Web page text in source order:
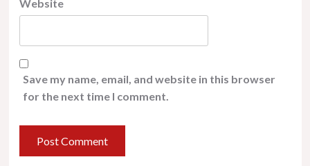
Website
Save my name, email, and website in this browser
for the next time I comment.